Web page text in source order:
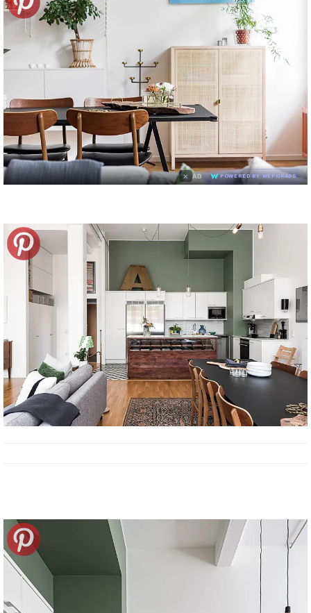
× AD POWERED BY WEFORADS